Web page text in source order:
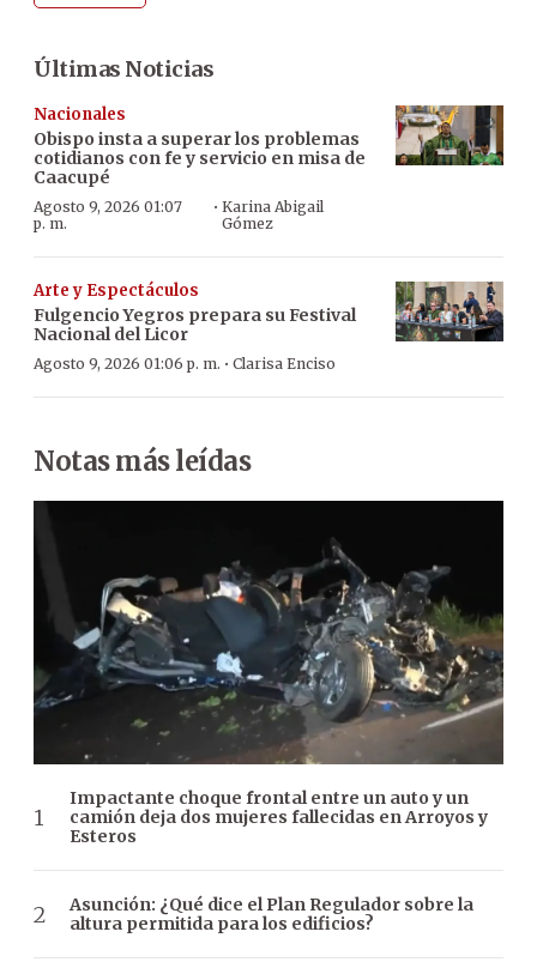
Últimas Noticias
Nacionales
Obispo insta a superar los problemas
cotidianos con fe y servicio en misa de
Caacupé
Agosto 9, 2026 01:07
p. m.
·Karina Abigail
Gómez
Arte y Espectáculos
Fulgencio Yegros prepara su Festival
Nacional del Licor
Agosto 9, 2026 01:06 p. m. · Clarisa Enciso
Notas más leídas
Impactante choque frontal entre un auto y un
camión deja dos mujeres fallecidas en Arroyos y
Esteros
Asunción: ¿Qué dice el Plan Regulador sobre la
altura permitida para los edificios?